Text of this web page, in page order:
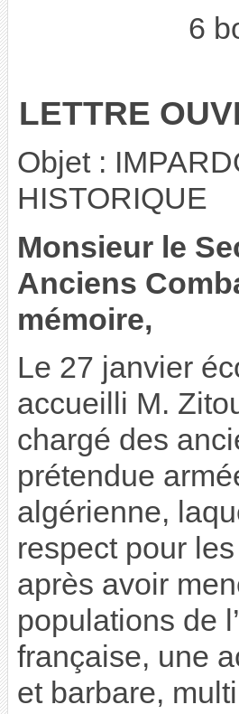
6
LETTRE
Objet :
HISTORIQUE
Monsieur le
Anciens
mémoire,
Le 27 janvier
accueilli M.
chargé des
prétendue
algérienne,
respect pour
après avoir
populations de
française, une
et barbare,